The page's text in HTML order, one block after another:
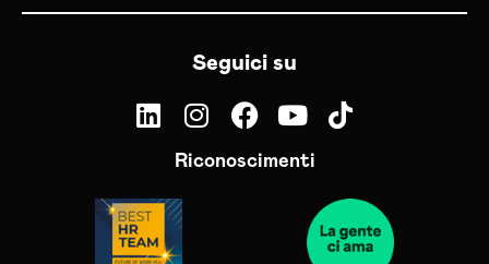
Seguici su
Riconoscimenti